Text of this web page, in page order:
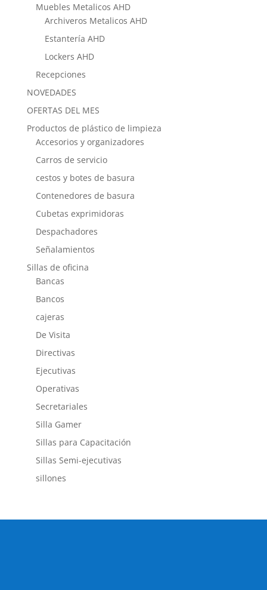
Muebles Metalicos AHD
Archiveros Metalicos AHD
Estantería AHD
Lockers AHD
Recepciones
NOVEDADES
OFERTAS DEL MES
Productos de plástico de limpieza
Accesorios y organizadores
Carros de servicio
cestos y botes de basura
Contenedores de basura
Cubetas exprimidoras
Despachadores
Señalamientos
Sillas de oficina
Bancas
Bancos
cajeras
De Visita
Directivas
Ejecutivas
Operativas
Secretariales
Silla Gamer
Sillas para Capacitación
Sillas Semi-ejecutivas
sillones